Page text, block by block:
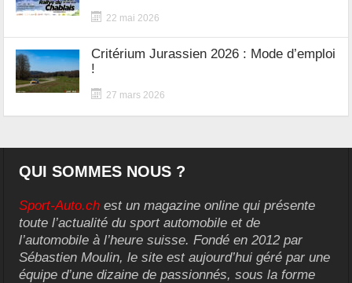
22 mai 2026
Critérium Jurassien 2026 : Mode d’emploi
!
27 mars 2026
QUI SOMMES NOUS ?
Sport-Auto.ch est un magazine online qui présente
toute l’actualité du sport automobile et de
l’automobile à l’heure suisse. Fondé en 2012 par
Sébastien Moulin, le site est aujourd’hui géré par une
équipe d’une dizaine de passionnés, sous la forme